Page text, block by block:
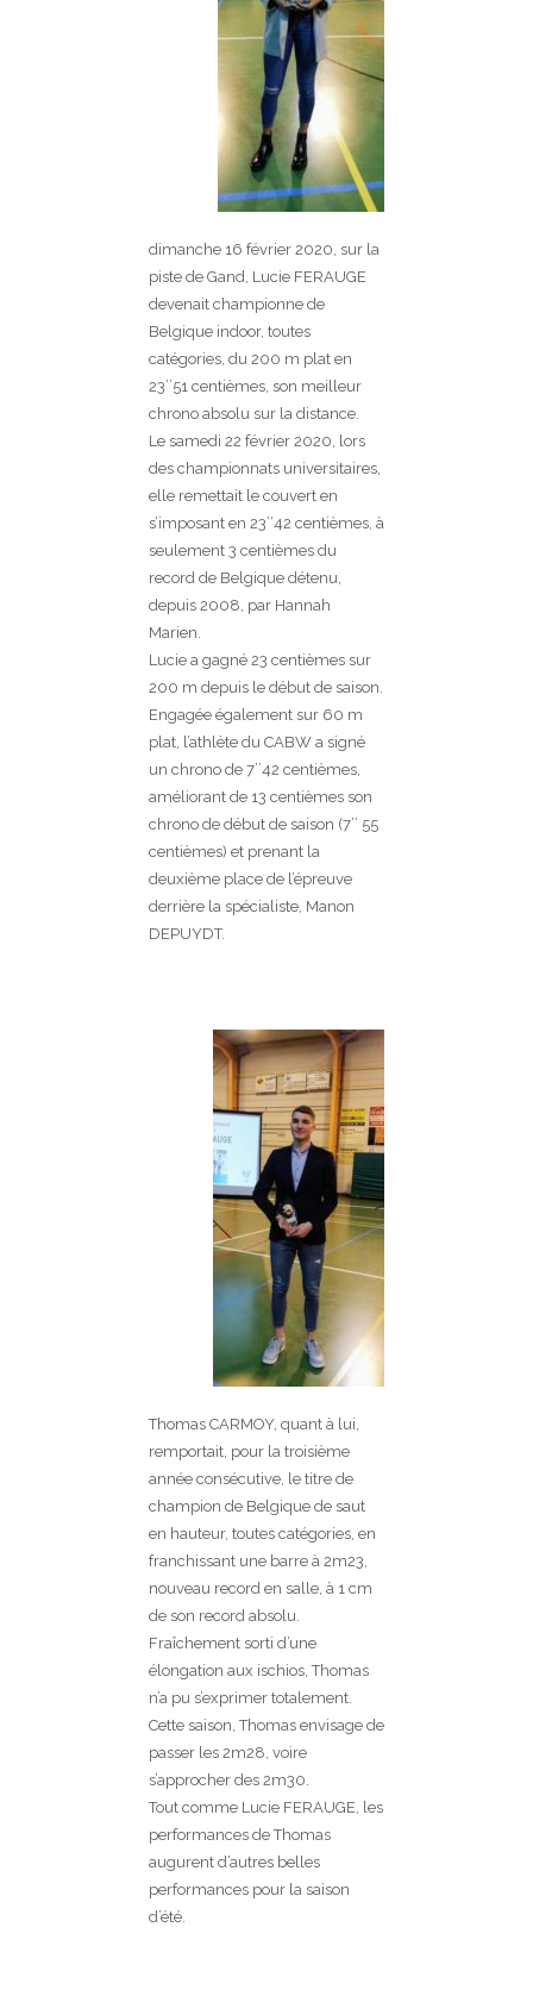
dimanche 16 février 2020, sur la
piste de Gand, Lucie FERAUGE
devenait championne de
Belgique indoor, toutes
catégories, du 200 m plat en
23’’51 centièmes, son meilleur
chrono absolu sur la distance.
Le samedi 22 février 2020, lors
des championnats universitaires,
elle remettait le couvert en
s’imposant en 23’’42 centièmes, à
seulement 3 centièmes du
record de Belgique détenu,
depuis 2008, par Hannah
Marien.
Lucie a gagné 23 centièmes sur
200 m depuis le début de saison.
Engagée également sur 60 m
plat, l’athlète du CABW a signé
un chrono de 7’’42 centièmes,
améliorant de 13 centièmes son
chrono de début de saison (7’’ 55
centièmes) et prenant la
deuxième place de l’épreuve
derrière la spécialiste, Manon
DEPUYDT.
Thomas CARMOY, quant à lui,
remportait, pour la troisième
année consécutive, le titre de
champion de Belgique de saut
en hauteur, toutes catégories, en
franchissant une barre à 2m23,
nouveau record en salle, à 1 cm
de son record absolu.
Fraîchement sorti d’une
élongation aux ischios, Thomas
n’a pu s’exprimer totalement.
Cette saison, Thomas envisage de
passer les 2m28, voire
s’approcher des 2m30.
Tout comme Lucie FERAUGE, les
performances de Thomas
augurent d’autres belles
performances pour la saison
d’été.